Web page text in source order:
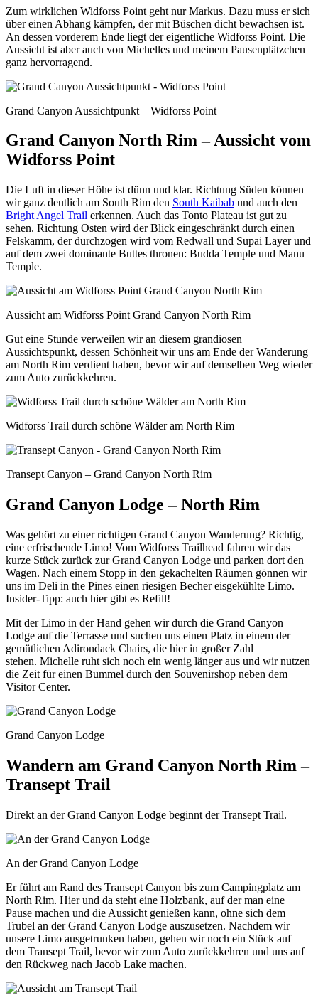
Zum wirklichen Widforss Point geht nur Markus. Dazu muss er sich
über einen Abhang kämpfen, der mit Büschen dicht bewachsen ist.
An dessen vorderem Ende liegt der eigentliche Widforss Point. Die
Aussicht ist aber auch von Michelles und meinem Pausenplätzchen
ganz hervorragend.
Grand Canyon Aussichtpunkt – Widforss Point
Grand Canyon North Rim – Aussicht vom
Widforss Point
Die Luft in dieser Höhe ist dünn und klar. Richtung Süden können
wir ganz deutlich am South Rim den South Kaibab und auch den
Bright Angel Trail erkennen. Auch das Tonto Plateau ist gut zu
sehen. Richtung Osten wird der Blick eingeschränkt durch einen
Felskamm, der durchzogen wird vom Redwall und Supai Layer und
auf dem zwei dominante Buttes thronen: Budda Temple und Manu
Temple.
Aussicht am Widforss Point Grand Canyon North Rim
Gut eine Stunde verweilen wir an diesem grandiosen
Aussichtspunkt, dessen Schönheit wir uns am Ende der Wanderung
am North Rim verdient haben, bevor wir auf demselben Weg wieder
zum Auto zurückkehren.
Widforss Trail durch schöne Wälder am North Rim
Transept Canyon – Grand Canyon North Rim
Grand Canyon Lodge – North Rim
Was gehört zu einer richtigen Grand Canyon Wanderung? Richtig,
eine erfrischende Limo! Vom Widforss Trailhead fahren wir das
kurze Stück zurück zur Grand Canyon Lodge und parken dort den
Wagen. Nach einem Stopp in den gekachelten Räumen gönnen wir
uns im Deli in the Pines einen riesigen Becher eisgekühlte Limo.
Insider-Tipp: auch hier gibt es Refill!
Mit der Limo in der Hand gehen wir durch die Grand Canyon
Lodge auf die Terrasse und suchen uns einen Platz in einem der
gemütlichen Adirondack Chairs, die hier in großer Zahl
stehen. Michelle ruht sich noch ein wenig länger aus und wir nutzen
die Zeit für einen Bummel durch den Souvenirshop neben dem
Visitor Center.
Grand Canyon Lodge
Wandern am Grand Canyon North Rim –
Transept Trail
Direkt an der Grand Canyon Lodge beginnt der Transept Trail.
An der Grand Canyon Lodge
Er führt am Rand des Transept Canyon bis zum Campingplatz am
North Rim. Hier und da steht eine Holzbank, auf der man eine
Pause machen und die Aussicht genießen kann, ohne sich dem
Trubel an der Grand Canyon Lodge auszusetzen. Nachdem wir
unsere Limo ausgetrunken haben, gehen wir noch ein Stück auf
dem Transept Trail, bevor wir zum Auto zurückkehren und uns auf
den Rückweg nach Jacob Lake machen.